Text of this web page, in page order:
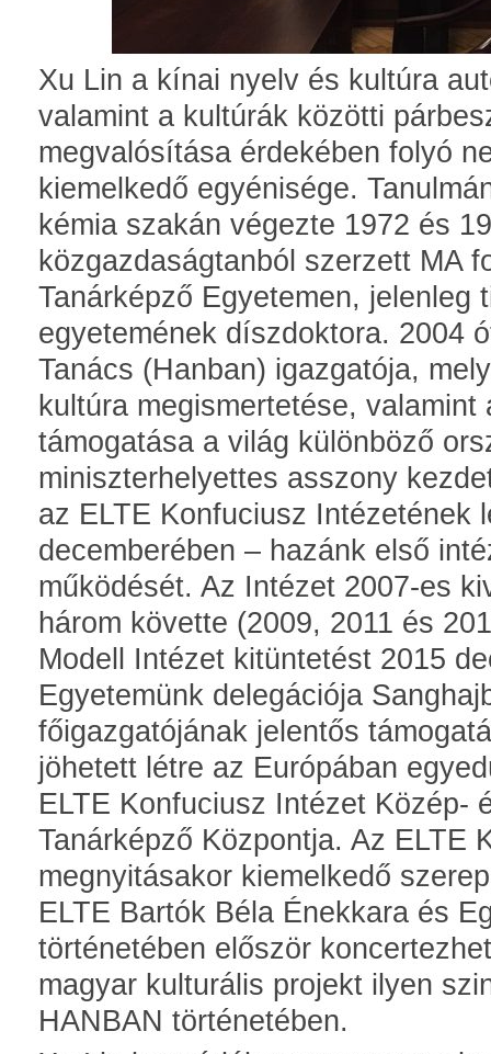
Xu Lin a kínai nyelv és kultúra
valamint a kultúrák közötti
megvalósítása érdekében folyó
kiemelkedő egyénisége.
kémia szakán végezte 1972 és
közgazdaságtanból szerzett MA
Tanárképző Egyetemen, jelenleg
egyetemének díszdoktora. 2004
Tanács (Hanban) igazgatója,
kultúra megismertetése,
támogatása a világ különböző
miniszterhelyettes asszony
az ELTE Konfuciusz Intézetének
decemberében – hazánk első
működését. Az Intézet 2007-es
három követte (2009, 2011 és
Modell Intézet kitüntetést 2015
Egyetemünk delegációja
főigazgatójának jelentős
jöhetett létre az Európában
ELTE Konfuciusz Intézet Közép-
Tanárképző Központja. Az ELTE
megnyitásakor kiemelkedő
ELTE Bartók Béla Énekkara és
történetében először
magyar kulturális projekt ilyen
HANBAN történetében.